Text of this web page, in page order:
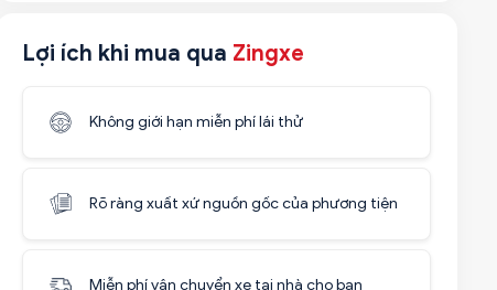
Lợi ích khi mua qua Zingxe
Không giới hạn miễn phí lái thử
Rõ ràng xuất xứ nguồn gốc của phương tiện
Miễn phí vận chuyển xe tại nhà cho bạn